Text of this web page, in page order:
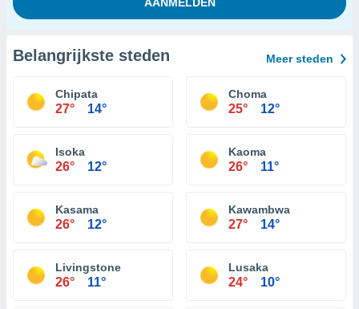
Belangrijkste steden Meer steden
Chipata
27° 14°
Choma
25° 12°
Isoka
26° 12°
Kaoma
26° 11°
Kasama
26° 12°
Kawambwa
27° 14°
Livingstone
26° 11°
Lusaka
24° 10°